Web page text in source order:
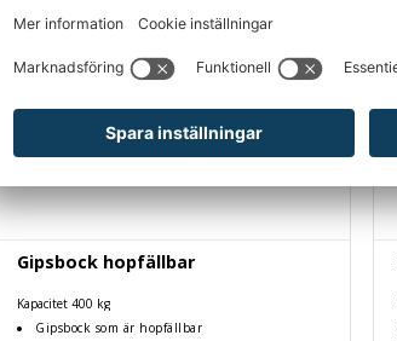
Gipsbock hopfällbar
Kapacitet 400 kg
Gipsbock som är hopfällbar